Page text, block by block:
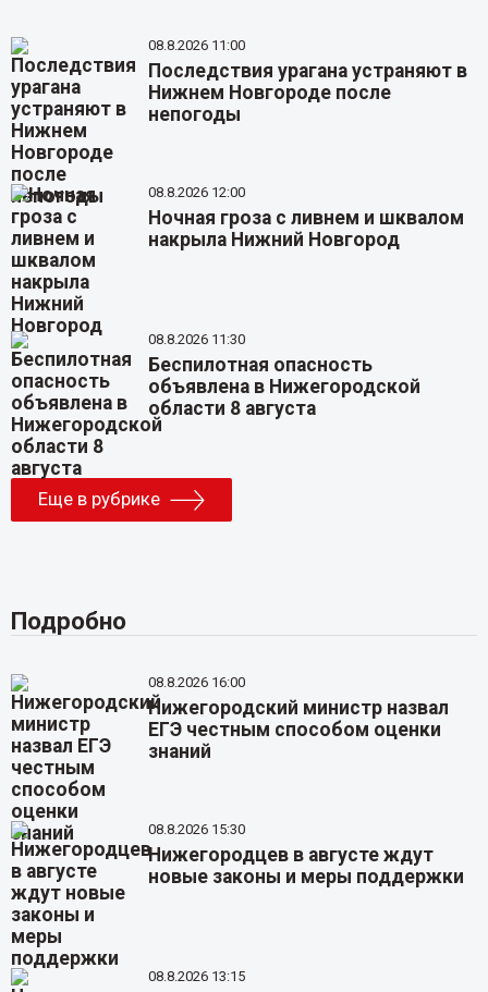
08.8.2026 11:00
Последствия урагана устраняют в
Нижнем Новгороде после
непогоды
08.8.2026 12:00
Ночная гроза с ливнем и шквалом
накрыла Нижний Новгород
08.8.2026 11:30
Беспилотная опасность
объявлена в Нижегородской
области 8 августа
Еще в рубрике
Подробно
08.8.2026 16:00
Нижегородский министр назвал
ЕГЭ честным способом оценки
знаний
08.8.2026 15:30
Нижегородцев в августе ждут
новые законы и меры поддержки
08.8.2026 13:15